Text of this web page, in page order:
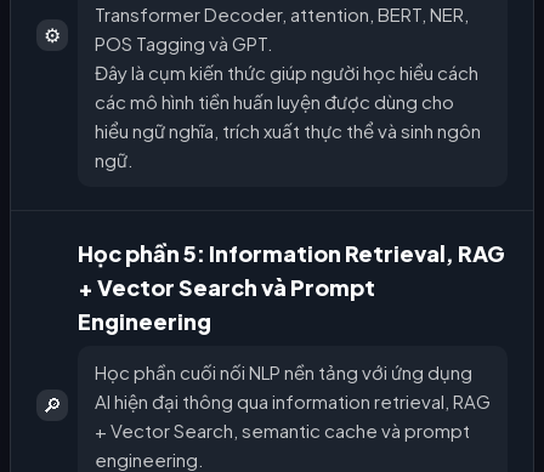
⚙️
Transformer Decoder, attention, BERT, NER,
POS Tagging và GPT.
Đây là cụm kiến thức giúp người học hiểu cách
các mô hình tiền huấn luyện được dùng cho
hiểu ngữ nghĩa, trích xuất thực thể và sinh ngôn
ngữ.
🔎
Học phần 5: Information Retrieval, RAG
+ Vector Search và Prompt
Engineering
Học phần cuối nối NLP nền tảng với ứng dụng
AI hiện đại thông qua information retrieval, RAG
+ Vector Search, semantic cache và prompt
engineering.